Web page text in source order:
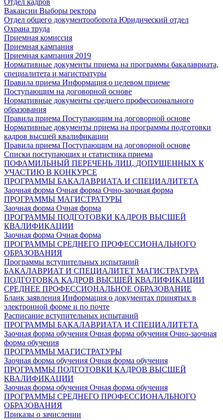
Вакансии Выборы ректора
Отдел общего документооборота Юридический отдел
Охрана труда
Приемная комиссия
Приемная кампания
Приемная кампания 2019
Нормативные документы приема на программы бакалавриата,
специалитета и магистратуры
Правила приема Информация о целевом приеме
Поступающим на договорной основе
Нормативные документы среднего профессионального
образования
Правила приема Поступающим на договорной основе
Нормативные документы приема на программы подготовки
кадров высшей квалификации
Правила приема Поступающим на договорной основе
Списки поступающих и статистика приема
ПОФАМИЛЬНЫЙ ПЕРЕЧЕНЬ ЛИЦ, ДОПУЩЕННЫХ К
УЧАСТИЮ В КОНКУРСЕ
ПРОГРАММЫ БАКАЛАВРИАТА И СПЕЦИАЛИТЕТА
Заочная форма Очная форма Очно-заочная форма
ПРОГРАММЫ МАГИСТРАТУРЫ
Заочная форма Очная форма
ПРОГРАММЫ ПОДГОТОВКИ КАДРОВ ВЫСШЕЙ
КВАЛИФИКАЦИИ
Заочная форма Очная форма
ПРОГРАММЫ СРЕДНЕГО ПРОФЕССИОНАЛЬНОГО
ОБРАЗОВАНИЯ
Программы вступительных испытаний
БАКАЛАВРИАТ И СПЕЦИАЛИТЕТ МАГИСТРАТУРА
ПОДГОТОВКА КАДРОВ ВЫСШЕЙ КВАЛИФИКАЦИИ
СРЕДНЕЕ ПРОФЕССИОНАЛЬНОЕ ОБРАЗОВАНИЕ
Бланк заявления Информация о документах принятых в
электронной форме и по почте
Расписание вступительных испытаний
ПРОГРАММЫ БАКАЛАВРИАТА И СПЕЦИАЛИТЕТА
Заочная форма обучения Очная форма обучения Очно-заочная
форма обучения
ПРОГРАММЫ МАГИСТРАТУРЫ
Заочная форма обучения Очная форма обучения
ПРОГРАММЫ ПОДГОТОВКИ КАДРОВ ВЫСШЕЙ
КВАЛИФИКАЦИИ
Заочная форма обучения Очная форма обучения
ПРОГРАММЫ СРЕДНЕГО ПРОФЕССИОНАЛЬНОГО
ОБРАЗОВАНИЯ
Приказы о зачислении